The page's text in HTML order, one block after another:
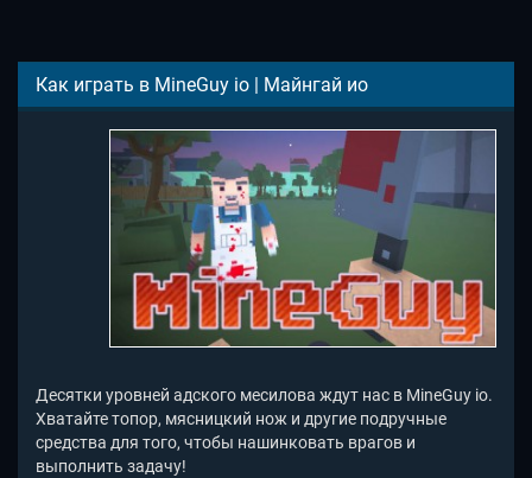
Как играть в MineGuy io | Майнгай ио
Десятки уровней адского месилова ждут нас в MineGuy io.
Хватайте топор, мясницкий нож и другие подручные
средства для того, чтобы нашинковать врагов и
выполнить задачу!